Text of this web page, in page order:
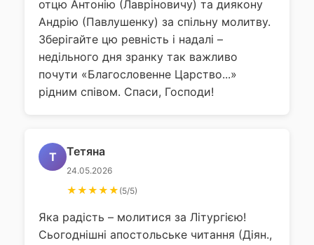
отцю Антонію (Лавріновичу) та диякону
Андрію (Павлушенку) за спільну молитву.
Зберігайте цю ревність і надалі –
недільного дня зранку так важливо
почути «Благословенне Царство...»
рідним співом. Спаси, Господи!
Т Тетяна
24.05.2026
★★★★★ (5/5)
Яка радість – молитися за Літургією!
Сьогоднішні апостольське читання (Діян.,